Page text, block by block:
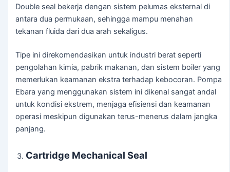
Double seal bekerja dengan sistem pelumas eksternal di
antara dua permukaan, sehingga mampu menahan
tekanan fluida dari dua arah sekaligus.
Tipe ini direkomendasikan untuk industri berat seperti
pengolahan kimia, pabrik makanan, dan sistem boiler yang
memerlukan keamanan ekstra terhadap kebocoran. Pompa
Ebara yang menggunakan sistem ini dikenal sangat andal
untuk kondisi ekstrem, menjaga efisiensi dan keamanan
operasi meskipun digunakan terus-menerus dalam jangka
panjang.
Cartridge Mechanical Seal